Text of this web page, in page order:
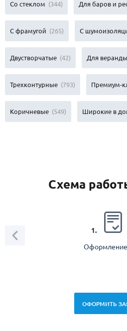
Со стеклом (344) Для баров и
С фрамугой (265) С
Двустворчатые (42) Для
Трехконтурные (793) Премиум-
Коричневые (549) Широкие в
Схема
1.
Оформление
ОФОРМИТЬ